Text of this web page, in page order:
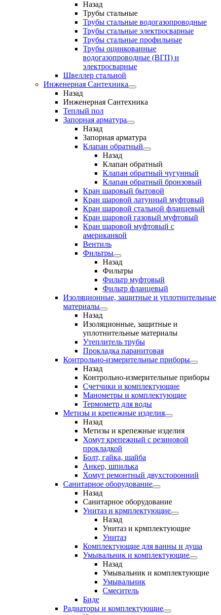
Назад
Трубы стальные
Трубы стальные водогазопроводные
Трубы стальные электросварные
Трубы стальные профильные
Трубы оцинкованные
водогазопроводные (ВГП) и
электросварные
Швеллер стальной
Инженерная Сантехника
Назад
Инженерная Сантехника
Теплый пол
Запорная арматура
Назад
Запорная арматура
Клапан обратный
Назад
Клапан обратный
Клапан обратный чугунный
Клапан обратный бронзовый
Кран шаровый бытовой
Кран шаровой латунный муфтовый
Кран шаровой стальной фланцевый
Кран шаровой газовый муфтовый
Кран шаровой муфтовый с
американкой
Вентиль
Фильтры
Назад
Фильтры
Фильтр муфтовый
Фильтр фланцевый
Изоляционные, защитные и уплотнительные
материалы
Назад
Изоляционные, защитные и
уплотнительные материалы
Утеплитель трубы
Прокладка паранитовая
Контрольно-измерительные приборы
Назад
Контрольно-измерительные приборы
Счетчики и комплектующие
Манометры и комплектующие
Термометр для воды
Метизы и крепежные изделия
Назад
Метизы и крепежные изделия
Хомут крепежный с резиновой
прокладкой
Болт, гайка, шайба
Анкер, шпилька
Хомут ремонтный двухсторонний
Санитарное оборудование
Назад
Санитарное оборудование
Унитаз и крмплектующие
Назад
Унитаз и крмплектующие
Унитаз
Комплектующие для ванны и душа
Умывальник и комплектующие
Назад
Умывальник и комплектующие
Умывальник
Смеситель
Биде
Радиаторы и комплектующие